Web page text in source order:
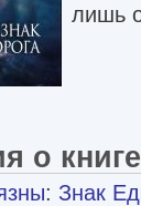
лишь
о
: Знак